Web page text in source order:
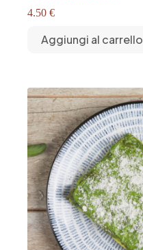
4.50 €
Aggiungi al carrello